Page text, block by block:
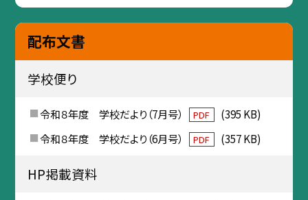
配布文書
学校便り
令和８年度 学校だより（7月号） PDF
(395 KB)
令和８年度 学校だより（6月号）
PDF (357 KB)
HP掲載資料